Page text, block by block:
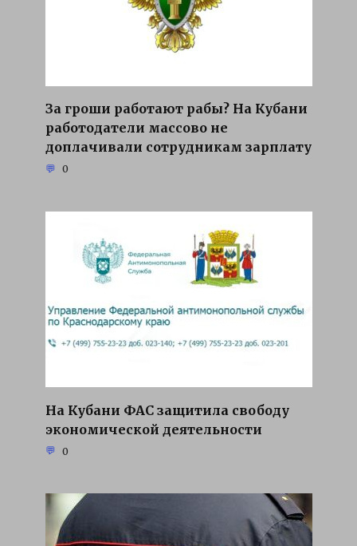
За гроши работают рабы? На Кубани
работодатели массово не
доплачивали сотрудникам зарплату
0
На Кубани ФАС защитила свободу
экономической деятельности
0